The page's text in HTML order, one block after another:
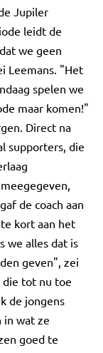
Jupiler
leidt de
we geen
Leemans. "Het
spelen we
maar komen!"
Direct na
supporters, die
de coach aan
kort aan het
we alles dat is
geven", zei
die tot nu toe
de jongens
in wat ze
goed te